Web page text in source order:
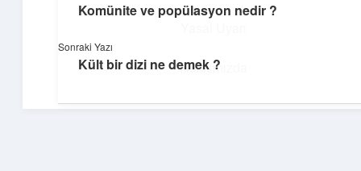
Hakkımızda
Günlük Hatırlatmalar
Keyifli vakit için kısa ve eğlenceli içerikler.
Komünite ve popülasyon nedir ?
Sonraki Yazı
Kült bir dizi ne demek ?